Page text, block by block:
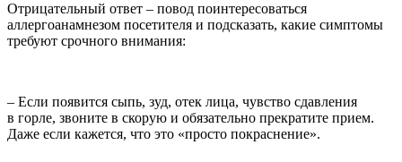
Отрицательный ответ – повод поинтересоваться
аллергоанамнезом посетителя и подсказать, какие симптомы
требуют срочного внимания:
– Если появится сыпь, зуд, отек лица, чувство сдавления
в горле, звоните в скорую и обязательно прекратите прием.
Даже если кажется, что это «просто покраснение».